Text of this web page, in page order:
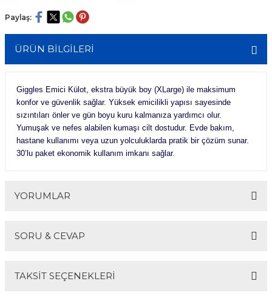
Paylaş:
ÜRÜN BİLGİLERİ
Giggles Emici Külot, ekstra büyük boy (XLarge) ile maksimum
konfor ve güvenlik sağlar. Yüksek emicilikli yapısı sayesinde
sızıntıları önler ve gün boyu kuru kalmanıza yardımcı olur.
Yumuşak ve nefes alabilen kumaşı cilt dostudur. Evde bakım,
hastane kullanımı veya uzun yolculuklarda pratik bir çözüm sunar.
30’lu paket ekonomik kullanım imkanı sağlar.
YORUMLAR
SORU & CEVAP
TAKSİT SEÇENEKLERİ